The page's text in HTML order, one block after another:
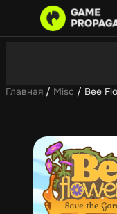
Главная / Misc / Bee